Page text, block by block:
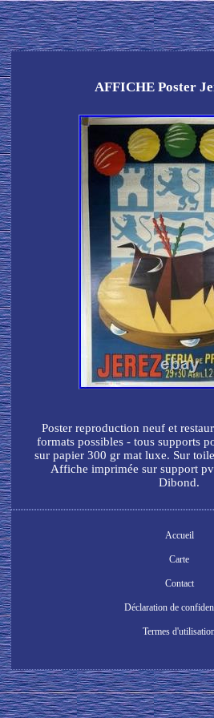
AFFICHE Poster
Poster reproduction neuf et
formats possibles - tous supports
sur papier 300 gr mat luxe. Sur
Affiche imprimée sur support
Dibond.
Accueil
Carte
Contact
Déclaration de
Termes